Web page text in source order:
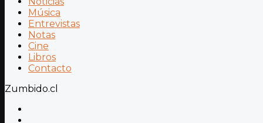
Música
Entrevistas
Notas
Cine
Libros
Contacto
Zumbido.cl